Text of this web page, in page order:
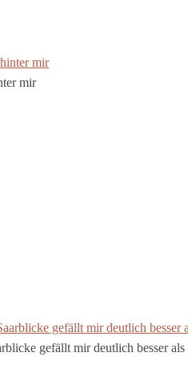
mir
gefällt mir deutlich besser